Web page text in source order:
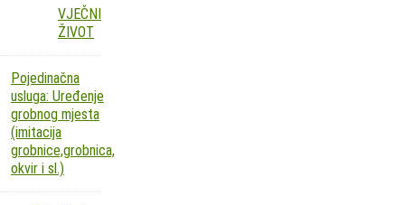
VJEČNI
ŽIVOT
Pojedinačna
usluga: Uređenje
grobnog mjesta
(imitacija
grobnice,grobnica,
okvir i sl.)